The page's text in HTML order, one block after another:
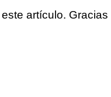
artículo. Gracias